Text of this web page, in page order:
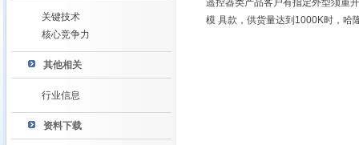
关键技术
核心竞争力
其他相关
行业信息
资料下载
遥控器类产品客户有指定外型须重
模 具款，供货量达到1000K时，哈